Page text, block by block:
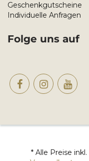
Geschenkgutscheine
Individuelle Anfragen
Folge uns auf
* Alle Preise